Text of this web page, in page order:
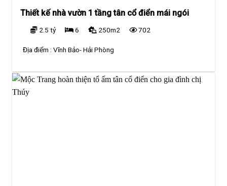
Thiết kế nhà vườn 1 tầng tân cổ điển mái ngói
2.5 tỷ 6 250m2 702
Địa điểm :Vĩnh Bảo- Hải Phòng